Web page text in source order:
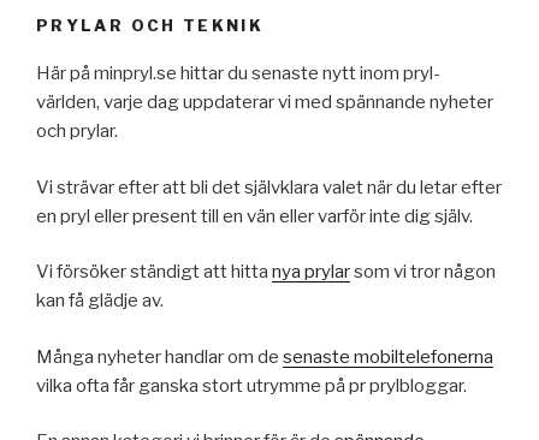
PRYLAR OCH TEKNIK
Här på minpryl.se hittar du senaste nytt inom pryl-
världen, varje dag uppdaterar vi med spännande nyheter
och prylar.
Vi strävar efter att bli det självklara valet när du letar efter
en pryl eller present till en vän eller varför inte dig själv.
Vi försöker ständigt att hitta nya prylarsom vi tror någon
kan få glädje av.
Många nyheter handlar om de senaste mobiltelefonerna
vilka ofta får ganska stort utrymme på pr prylbloggar.